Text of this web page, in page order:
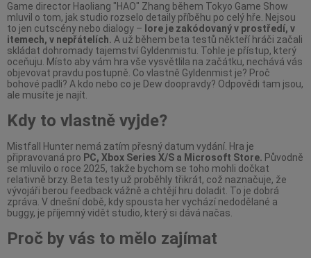
Game director Haoliang "HAO" Zhang během Tokyo Game Show
mluvil o tom, jak studio rozselo detaily příběhu po celý hře. Nejsou
to jen cutscény nebo dialogy – lore je zakódovaný v prostředí, v
itemech, v nepřátelích. A už během beta testů někteří hráči začali
skládat dohromady tajemství Gyldenmistu. Tohle je přístup, který
oceňuju. Místo aby vám hra vše vysvětlila na začátku, nechává vás
objevovat pravdu postupně. Co vlastně Gyldenmist je? Proč
bohové padli? A kdo nebo co je Dew doopravdy? Odpovědi tam jsou,
ale musíte je najít.
Kdy to vlastně vyjde?
Mistfall Hunter nemá zatím přesný datum vydání. Hra je
připravovaná pro PC, Xbox Series X/S a Microsoft Store. Původně
se mluvilo o roce 2025, takže bychom se toho mohli dočkat
relativně brzy. Beta testy už proběhly třikrát, což naznačuje, že
vývojáři berou feedback vážně a chtějí hru doladit. To je dobrá
zpráva. V dnešní době, kdy spousta her vychází nedodělané a
buggy, je příjemný vidět studio, který si dává načas.
Proč by vás to mělo zajímat